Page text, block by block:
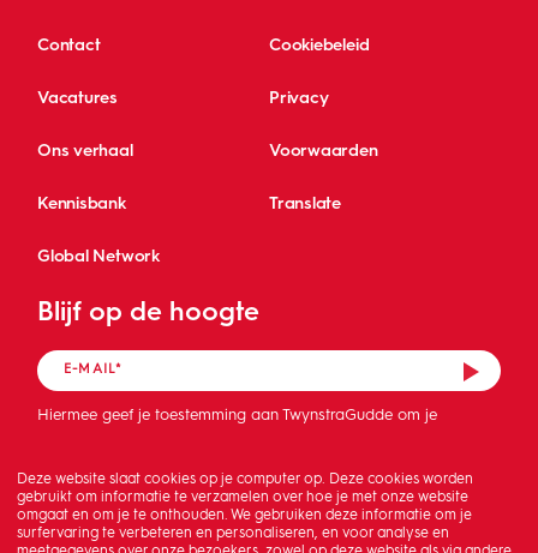
Deze website slaat cookies op je computer op. Deze cookies worden
gebruikt om informatie te verzamelen over hoe je met onze website
omgaat en om je te onthouden. We gebruiken deze informatie om je
surfervaring te verbeteren en personaliseren, en voor analyse en
Contact Cookiebeleid
Vacatures Privacy
Ons verhaal Voorwaarden
Kennisbank Translate
Global Network
Blijf op de hoogte
Hiermee geef je toestemming aan TwynstraGudde om je